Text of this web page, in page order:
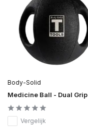
Body-Solid
Medicine Ball - Dual Grip
Vergelijk